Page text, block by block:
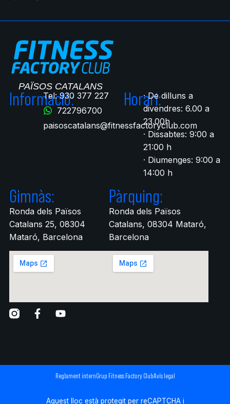
Informació:Tel: 930 377 227
722796700​
paisoscatalans@fitnessfactoryclub.com
Horari:· De dilluns a
divendres: 6.00 a
23.00h
· Dissabtes: 9:00 a
21:00 h
· Diumenges: 9:00 a
14:00 h
Gimnàs:
Ronda dels Països
Catalans 25, 08304
Mataró, Barcelona
Pàrquing:
Ronda dels Països
Catalans, 08304 Mataró,
Barcelona
Reglament internGrup Fitness Factory ClubAvís legal
Aquest lloc està protegit per reCAPTCHA i